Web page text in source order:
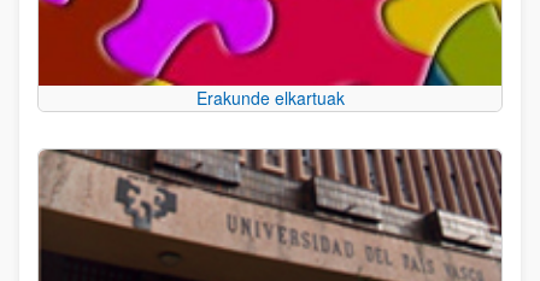
Erakunde elkartuak